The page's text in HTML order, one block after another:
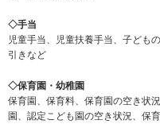
◇手当
児童手当、児童扶養手当、子ども
引きなど
◇保育園・幼稚園
保育園、保育料、保育園の空き状
園、認定こども園の空き状況、保